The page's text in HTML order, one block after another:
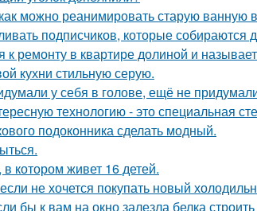
можно реанимировать старую ванную
подписчиков, которые собираются
к ремонту в квартире долиной и
кухни стильную серую.
у себя в голове, ещё не
технологию - это специальная
подоконника сделать модный.
котором живет 16 детей.
не хочется покупать новый
бы к вам на окно залезла белка строить